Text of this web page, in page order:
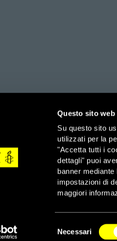
Questo sito
Su questo sito
utilizzati per la
"Accetta tutti i
dettagli" puoi
banner
impostazioni di
maggiori
del
Necessari
amnesty.org
International – Sezione Italiana OdV
– Fax: 06 4490222 – Email:
Sostenitori – Tel: 06 4490210 –